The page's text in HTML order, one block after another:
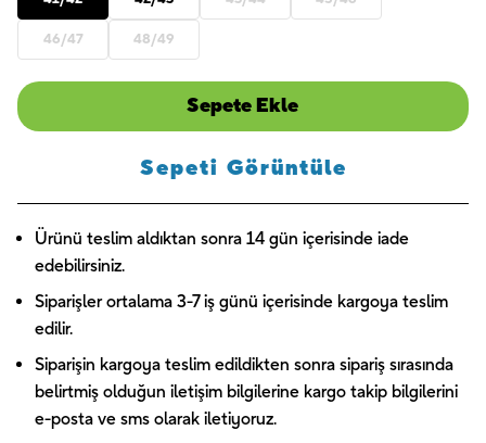
46/47 48/49
Sepete Ekle
Sepeti Görüntüle
Ürünü teslim aldıktan sonra 14 gün içerisinde iade
edebilirsiniz.
Siparişler ortalama 3-7 iş günü içerisinde kargoya teslim
edilir.
Siparişin kargoya teslim edildikten sonra sipariş sırasında
belirtmiş olduğun iletişim bilgilerine kargo takip bilgilerini
e-posta ve sms olarak iletiyoruz.